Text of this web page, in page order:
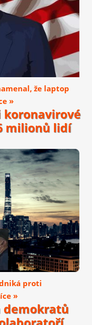
že laptop
»
koronavirové
milionů lidí
proti
»
demokratů